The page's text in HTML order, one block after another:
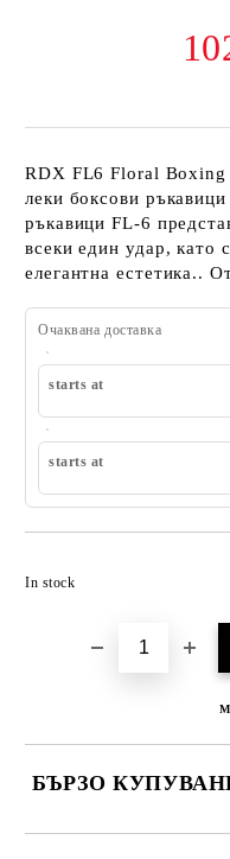
RDX FL6 Floral Boxing
леки боксови
ръкавици FL-6
всеки един удар, като
елегантна естетика..
Очаквана доставка
starts at
starts at
In stock
БЪРЗО